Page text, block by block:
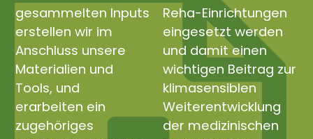
gesammelten Inputs
erstellen wir im
Anschluss unsere
Materialien und
Tools, und
erarbeiten ein
zugehöriges
Reha-Einrichtungen
eingesetzt werden
und damit einen
wichtigen Beitrag zur
klimasensiblen
Weiterentwicklung
der medizinischen